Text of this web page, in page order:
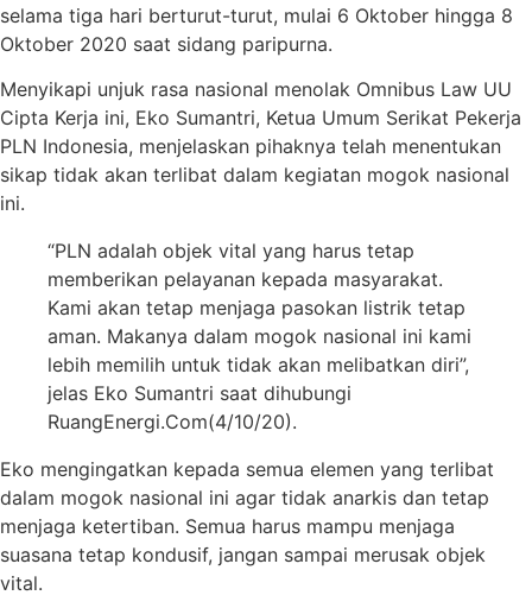
selama tiga hari berturut-turut, mulai 6 Oktober hingga 8
Oktober 2020 saat sidang paripurna.
Menyikapi unjuk rasa nasional menolak Omnibus Law UU
Cipta Kerja ini, Eko Sumantri, Ketua Umum Serikat Pekerja
PLN Indonesia, menjelaskan pihaknya telah menentukan
sikap tidak akan terlibat dalam kegiatan mogok nasional
ini.
“PLN adalah objek vital yang harus tetap
memberikan pelayanan kepada masyarakat.
Kami akan tetap menjaga pasokan listrik tetap
aman. Makanya dalam mogok nasional ini kami
lebih memilih untuk tidak akan melibatkan diri”,
jelas Eko Sumantri saat dihubungi
RuangEnergi.Com(4/10/20).
Eko mengingatkan kepada semua elemen yang terlibat
dalam mogok nasional ini agar tidak anarkis dan tetap
menjaga ketertiban. Semua harus mampu menjaga
suasana tetap kondusif, jangan sampai merusak objek
vital.